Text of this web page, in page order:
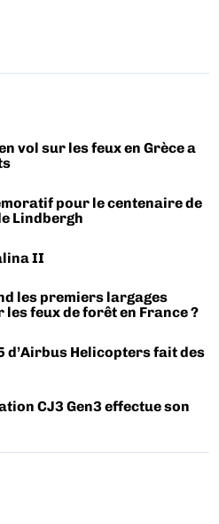
vol sur les feux en Grèce a
pour le centenaire de
Lindbergh
II
les premiers largages
feux de forêt en France ?
d’Airbus Helicopters fait des
CJ3 Gen3 effectue son